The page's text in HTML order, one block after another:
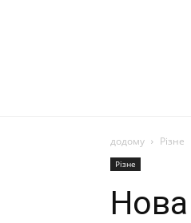
додому Різне
Різне